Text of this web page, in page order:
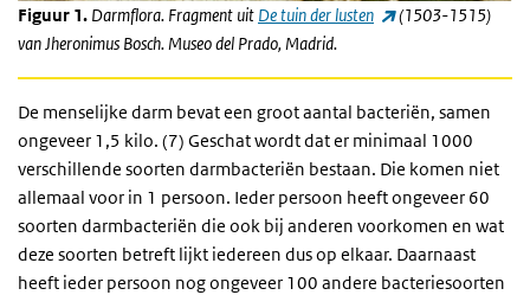
Figuur 1. Darmflora. Fragment uit De tuin der lusten (externe link)
(1503-1515)
van Jheronimus Bosch. Museo del Prado, Madrid.
De menselijke darm bevat een groot aantal bacteriën, samen
ongeveer 1,5 kilo. (7) Geschat wordt dat er minimaal 1000
verschillende soorten darmbacteriën bestaan. Die komen niet
allemaal voor in 1 persoon. Ieder persoon heeft ongeveer 60
soorten darmbacteriën die ook bij anderen voorkomen en wat
deze soorten betreft lijkt iedereen dus op elkaar. Daarnaast
heeft ieder persoon nog ongeveer 100 andere bacteriesoorten